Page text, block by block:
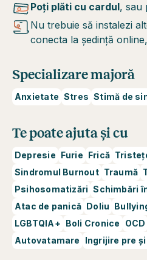
Poți plăti cu cardul, sau
Nu trebuie să instalezi
conecta la ședință
Specializare majoră
Anxietate Stres Stimă de
Te poate ajuta și cu
Depresie Furie Frică
Sindromul Burnout Traumă
Psihosomatizări Schimbări
Atac de panică Doliu
LGBTQIA+ Boli Cronice OCD
Autovatamare
Ingrijire pre